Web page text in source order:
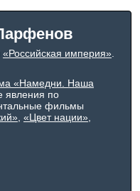
«Российская империя».
«Намедни. Наша
явления по
фильмы
, «Цвет нации»,